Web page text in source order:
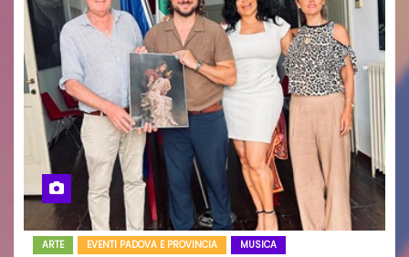
ARTE EVENTI PADOVA E PROVINCIA MUSICA